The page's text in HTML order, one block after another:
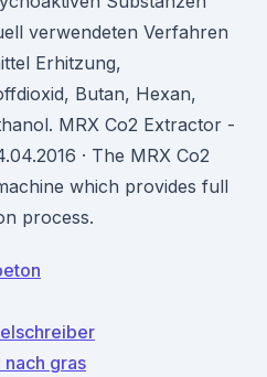
verwendeten Verfahren
Erhitzung,
Butan, Hexan,
MRX Co2 Extractor -
· The MRX Co2
which provides full
process.
gras